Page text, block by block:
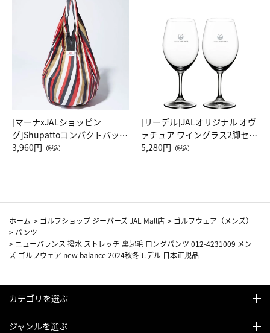
[マーナxJALショッピン
グ]Shupattoコンパクトバッグ
Drop JAL客室乗務員（LC）ス
3,960円 （税込）
[リーデル]JALオリジナル オヴ
ァチュア ワイングラス2脚セッ
ト（レッドワイン）
5,280円 （税込）
ホーム > ゴルフショップ ジーパーズ JAL Mall店 > ゴルフウェア（メンズ）
> パンツ
> ニューバランス 撥水 ストレッチ 裏起毛 ロングパンツ 012-4231009 メン
ズ ゴルフウェア new balance 2024秋冬モデル 日本正規品
カテゴリを選ぶ
ジャンルを選ぶ